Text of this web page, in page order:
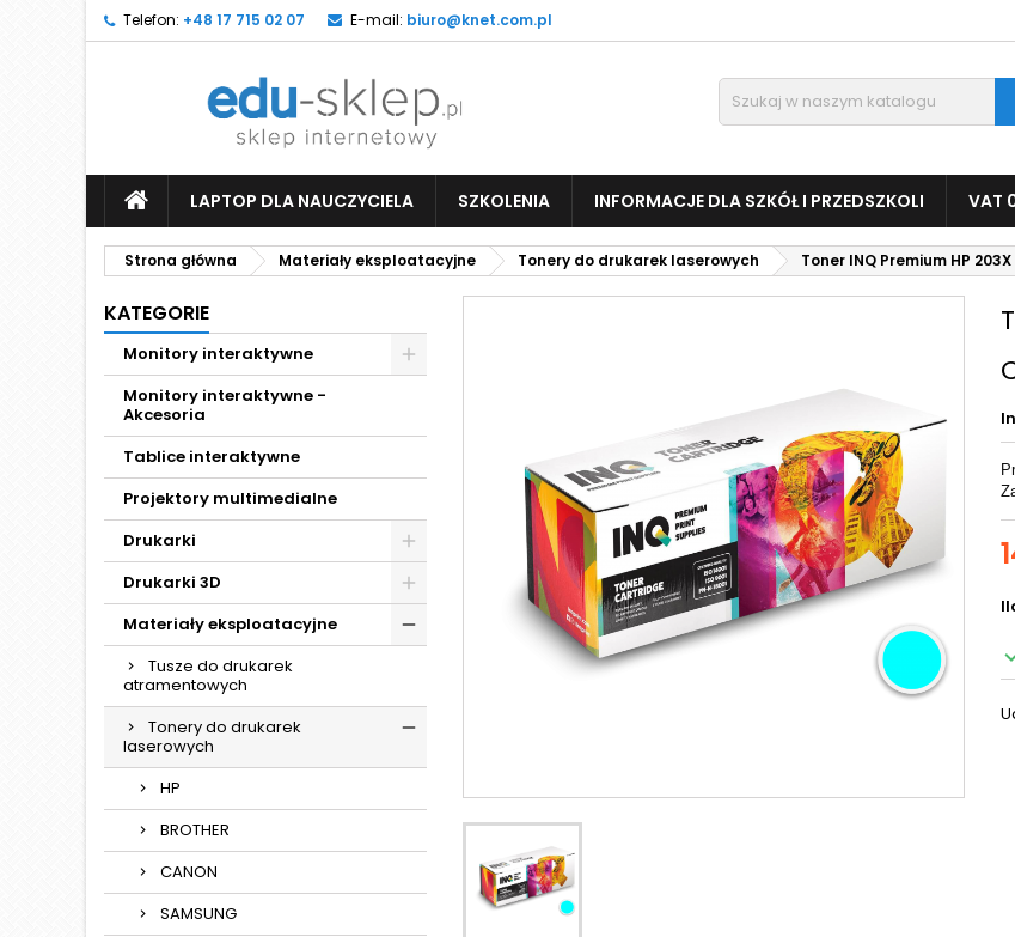
Telefon: +48 17 715 02 07 E-mail: biuro@knet.com.pl
LAPTOP DLA NAUCZYCIELA SZKOLENIA INFORMACJE DLA SZKÓŁ I PRZEDSZKOLI VAT
Strona główna Materiały eksploatacyjne Tonery do drukarek laserowych Toner INQ Premium HP
KATEGORIE
Monitory interaktywne
Monitory interaktywne -
Akcesoria
Tablice interaktywne
Projektory multimedialne
Drukarki
Drukarki 3D
Materiały eksploatacyjne
Tusze do drukarek
atramentowych
Tonery do drukarek
laserowych
HP
BROTHER
CANON
SAMSUNG